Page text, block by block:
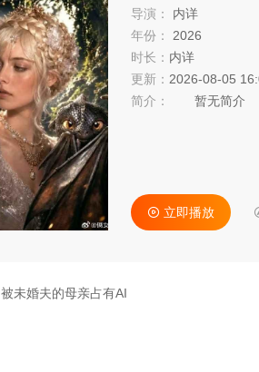
导演：
内详
年份：
2026
时长： 内详
更新： 2026-08-05
简介：
暂无简介
立即播放
被未婚夫的母亲占有AI